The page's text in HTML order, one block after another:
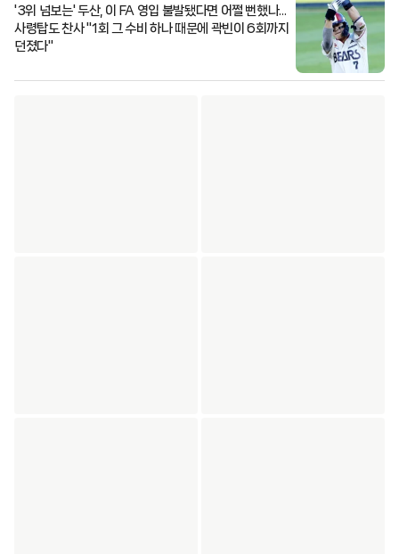
'3위 넘보는' 두산, 이 FA 영입 불발됐다면 어쩔 뻔했나...
사령탑도 찬사 "1회 그 수비 하나 때문에 곽빈이 6회까지
던졌다"